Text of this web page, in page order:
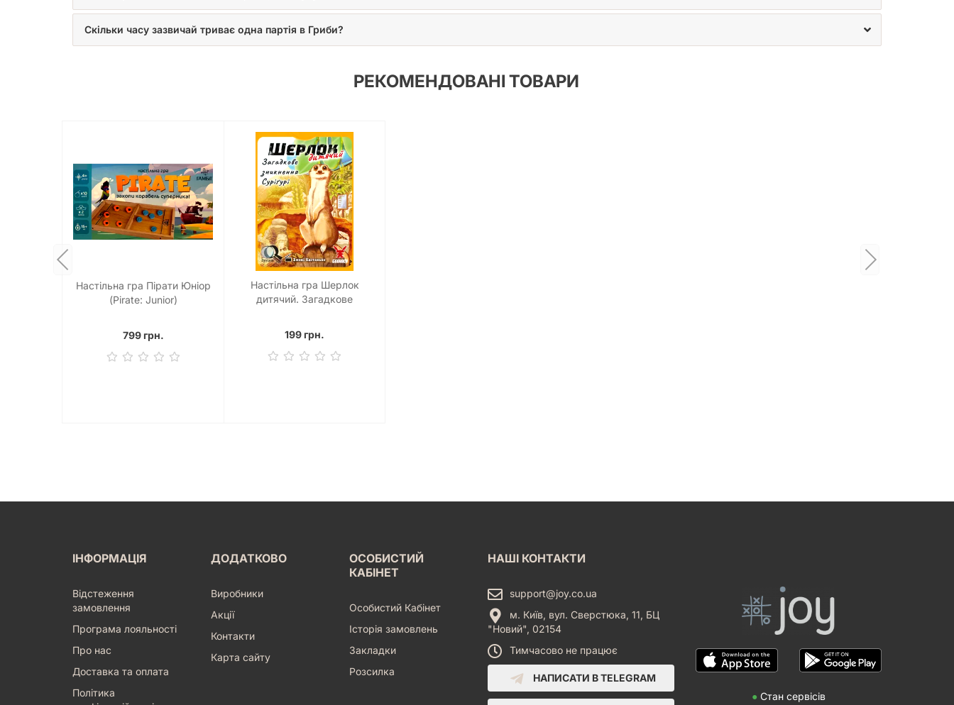
Скільки часу зазвичай триває одна партія в Гриби?
РЕКОМЕНДОВАНІ ТОВАРИ
Настільна гра Пірати Юніор
(Pirate: Junior)
799 грн.
Настільна гра Шерлок
дитячий. Загадкове
199 грн.
ІНФОРМАЦІЯ
Відстеження
замовлення
Програма лояльності
Про нас
Доставка та оплата
Політика
ДОДАТКОВО
Виробники
Акції
Контакти
Карта сайту
ОСОБИСТИЙ
КАБІНЕТ
Особистий Кабінет
Історія замовлень
Закладки
Розсилка
НАШІ КОНТАКТИ
support@joy.co.ua
м. Київ, вул. Сверстюка, 11, БЦ
"Новий", 02154
Тимчасово не працює
НАПИСАТИ В TELEGRAM
● Стан сервісів